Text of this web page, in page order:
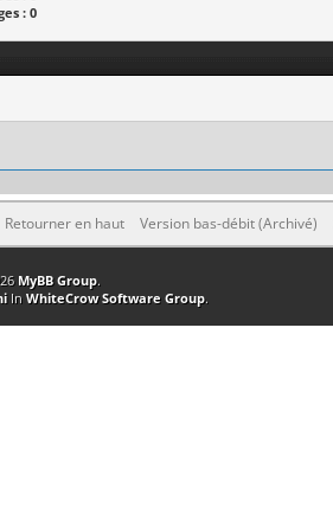
: 0
Retourner en haut Version bas-débit (Archivé)
MyBB Group.
In WhiteCrow Software Group.